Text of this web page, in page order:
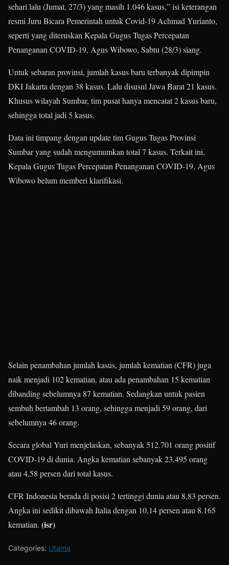
sehari lalu (Jumat, 27/3) yang masih 1.046 kasus,” isi keterangan
resmi Juru Bicara Pemerintah untuk Covid-19 Achmad Yurianto,
seperti yang diteruskan Kepala Gugus Tugas Percepatan
Penanganan COVID-19, Agus Wibowo, Sabtu (28/3) siang.
Untuk sebaran provinsi, jumlah kasus baru terbanyak dipimpin
DKI Jakarta dengan 38 kasus. Lalu disusul Jawa Barat 21 kasus.
Khusus wilayah Sumbar, tim pusat hanya mencatat 2 kasus baru,
sehingga total jadi 5 kasus.
Data ini timpang dengan update tim Gugus Tugas Provinsi
Sumbar yang sudah mengumumkan total 7 kasus. Terkait ini,
Kepala Gugus Tugas Percepatan Penanganan COVID-19, Agus
Wibowo belum memberi klarifikasi.
Selain penambahan jumlah kasus, jumlah kematian (CFR) juga
naik menjadi 102 kematian, atau ada penambahan 15 kematian
dibanding sebelumnya 87 kematian. Sedangkan untuk pasien
sembuh bertambah 13 orang, sehingga menjadi 59 orang, dari
sebelumnya 46 orang.
Secara global Yuri menjelaskan, sebanyak 512.701 orang positif
COVID-19 di dunia. Angka kematian sebanyak 23.495 orang
atau 4,58 persen dari total kasus.
CFR Indonesia berada di posisi 2 tertinggi dunia atau 8,83 persen.
Angka ini sedikit dibawah Italia dengan 10,14 persen atau 8.165
kematian. (isr)
Categories: Utama